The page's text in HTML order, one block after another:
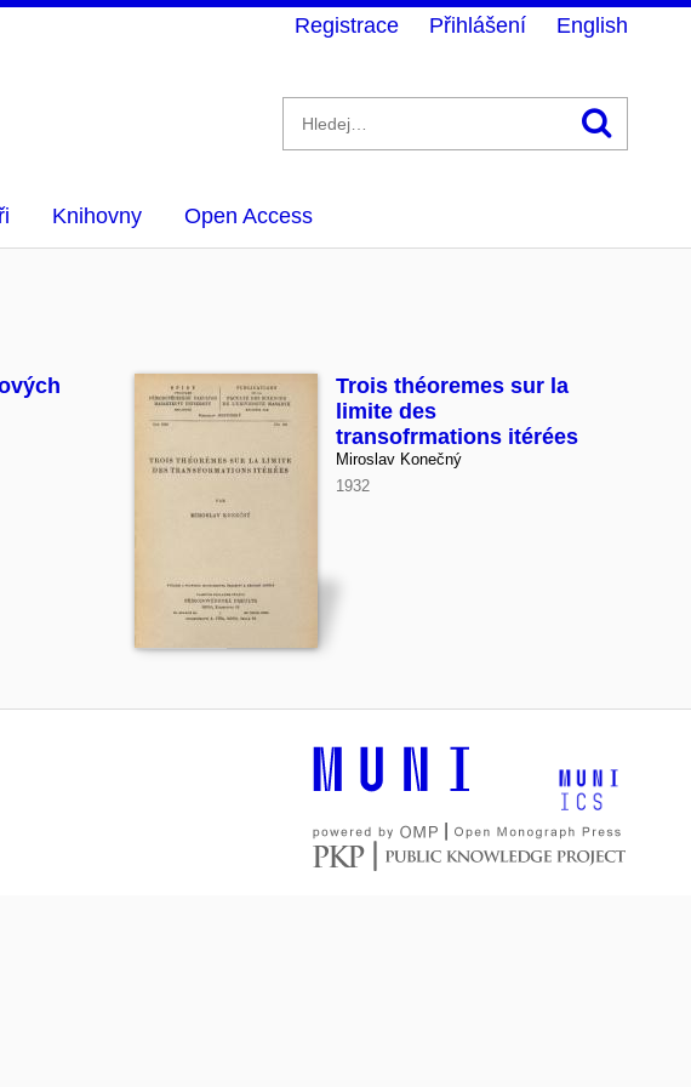
Knihovny Open Access
Registrace Přihlášení English
Trois théoremes sur la
limite des
transofrmations itérées
Miroslav Konečný
1932